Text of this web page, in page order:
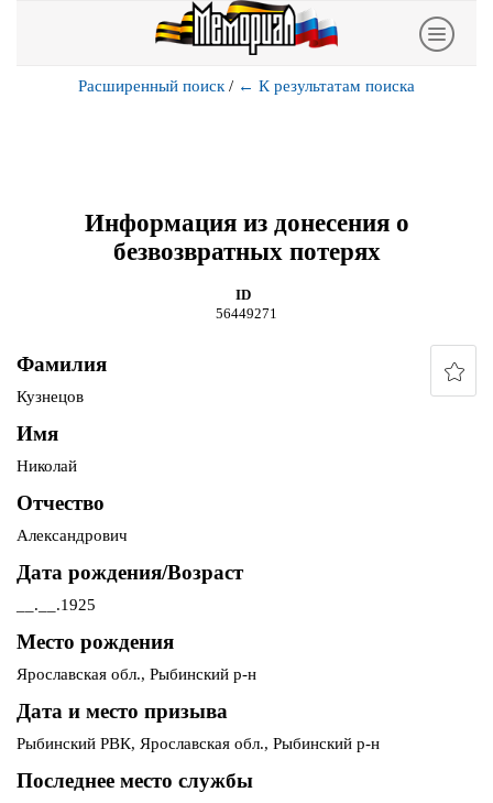
Расширенный поиск / ← К результатам поиска
Информация из донесения о
безвозвратных потерях
ID
56449271
Фамилия
Кузнецов
Имя
Николай
Отчество
Александрович
Дата рождения/Возраст
__.__.1925
Место рождения
Ярославская обл., Рыбинский р-н
Дата и место призыва
Рыбинский РВК, Ярославская обл., Рыбинский р-н
Последнее место службы